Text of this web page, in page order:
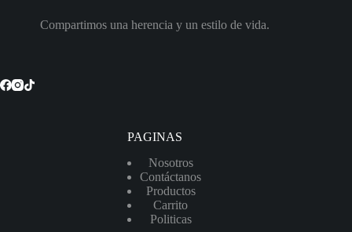
Compartimos una herencia y un estilo de vida.
PAGINAS
Nosotros
Contáctanos
Productos
Carrito
Politicas